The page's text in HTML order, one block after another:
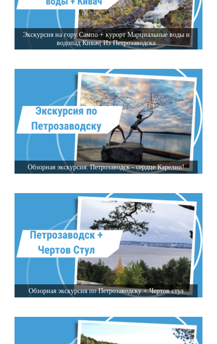
Экскурсия на гору Сампо + курорт Марциальные воды и
водопад Кивач| Из Петрозаводска
Обзорная экскурсия: Петрозаводск - сердце Карелии!
Обзорная экскурсия по Петрозаводску + Чертов стул